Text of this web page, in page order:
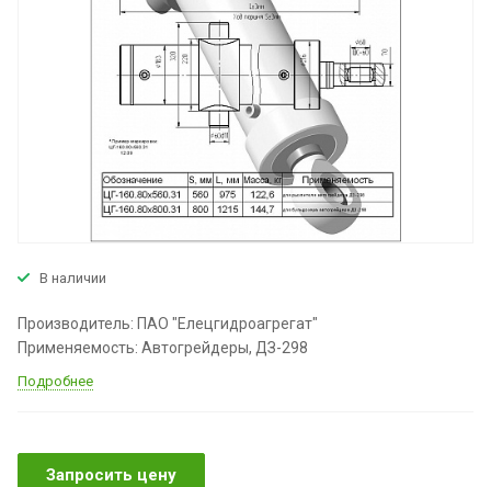
В наличии
Производитель: ПАО "Елецгидроагрегат"
Применяемость: Автогрейдеры, ДЗ-298
Подробнее
Запросить цену